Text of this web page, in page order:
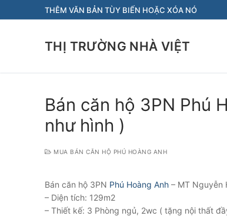
đến
THÊM VĂN BẢN TÙY BIẾN HOẶC XÓA NÓ
THỊ TRƯỜNG NHÀ VIỆT
Bán căn hộ 3PN Phú
như hình )
MUA BÁN CĂN HỘ PHÚ HOÀNG ANH
Bán căn hộ 3PN Phú Hoàng Anh – MT Nguyễn
– Diện tích: 129m2
– Thiết kế: 3 Phòng ngủ, 2wc ( tặng nội thất